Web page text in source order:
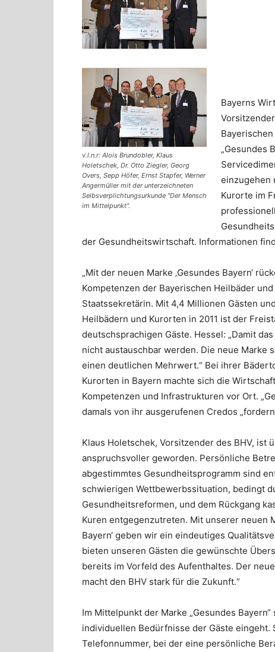
v.l.n.r: Alois Brundobler, Klaus
Holetschek, Dr. Otto Ziegler, Georg
Overs, Sepp Höfer, Ernst Stapfer, Werner
Angermüller mit der unterzeichneten
Selbsverplichtungsurkunde "Der Mensch
im Mittelpunkt".
Bayerns
„Gesundes
einzugehen
Kurorte im
der Gesundheitswirtschaft. Informationen
„Mit der neuen Marke ‚Gesundes Bayern‘
Kompetenzen der Bayerischen Heilbäder
Staatssekretärin. Mit 4,4 Millionen Gästen
Heilbädern und Kurorten in 2011 ist der
deutschsprachigen Gäste. Hessel: „Damit
nicht austauschbar werden. Die neue
einen deutlichen Mehrwert.“ Bei ihrer
Kurorten in Bayern machte sich die
Kompetenzen und Infrastrukturen vor Ort.
damals von ihr ausgerufenen Credos
Klaus Holetschek, Vorsitzender des BHV, ist
anspruchsvoller geworden. Persönliche
abgestimmtes Gesundheitsprogramm sind
schwierigen Wettbewerbssituation, bedingt
Gesundheitsreformen, und dem Rückgang
Kuren entgegenzutreten. Mit unserer neuen
Bayern‘ geben wir ein eindeutiges
bieten unseren Gästen die gewünschte
bereits im Vorfeld des Aufenthaltes. Der
macht den BHV stark für die Zukunft.“
Im Mittelpunkt der Marke „Gesundes
individuellen Bedürfnisse der Gäste
Telefonnummer, bei der eine persönliche